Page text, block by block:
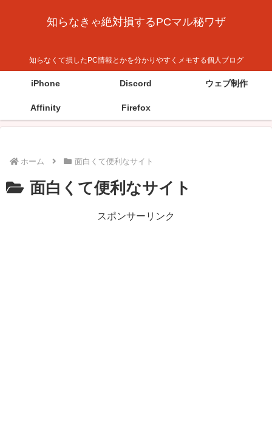
知らなきゃ絶対損するPCマル秘ワザ
知らなくて損したPC情報とかを分かりやすくメモする個人ブログ
iPhone Discord ウェブ制作
Affinity Firefox
ホーム 面白くて便利なサイト
面白くて便利なサイト
スポンサーリンク